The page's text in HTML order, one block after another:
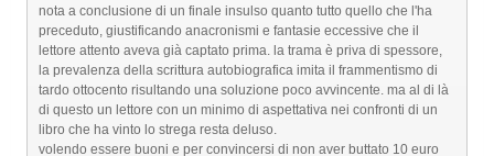
nota a conclusione di un finale insulso quanto tutto quello che l'ha
preceduto, giustificando anacronismi e fantasie eccessive che il
lettore attento aveva già captato prima. la trama è priva di spessore,
la prevalenza della scrittura autobiografica imita il frammentismo di
tardo ottocento risultando una soluzione poco avvincente. ma al di là
di questo un lettore con un minimo di aspettativa nei confronti di un
libro che ha vinto lo strega resta deluso.
volendo essere buoni e per convincersi di non aver buttato 10 euro